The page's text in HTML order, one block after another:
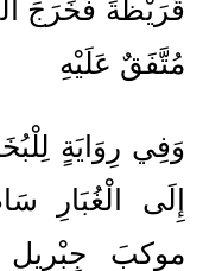
قُرَيْظَةَ فَخَرَجَ
مُتَّفَقٌ عَلَيْهِ
وَفِي رِوَايَةٍ
إِلَى الْغُبَارِ
موكبَ جِبْرِيل